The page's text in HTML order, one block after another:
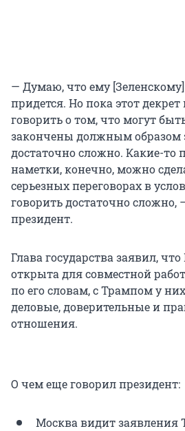
— Думаю, что ему [Зеленскому]
придется. Но пока этот декрет
говорить о том, что могут
закончены должным образом
достаточно сложно. Какие-то
наметки, конечно, можно
серьезных переговорах в
говорить достаточно сложно,
президент.
Глава государства заявил,
открыта для совместной
по его словам, с Трампом у
деловые, доверительные и
отношения.
О чем еще говорил президент:
Москва видит заявления